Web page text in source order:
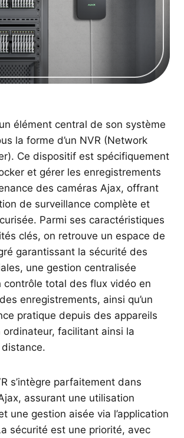
élément central de son système
la forme d’un NVR (Network
Ce dispositif est spécifiquement
et gérer les enregistrements
des caméras Ajax, offrant
de surveillance complète et
Parmi ses caractéristiques
clés, on retrouve un espace de
garantissant la sécurité des
une gestion centralisée
contrôle total des flux vidéo en
enregistrements, ainsi qu’un
pratique depuis des appareils
ordinateur, facilitant ainsi la
s’intègre parfaitement dans
assurant une utilisation
une gestion aisée via l’application
sécurité est une priorité, avec